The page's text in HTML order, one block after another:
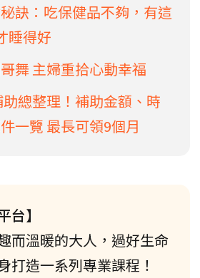
訣：吃保健品不夠，有這
睡得好
舞 主婦重拾心動幸福
總整理！補助金額、時
一覽 最長可領9個月
台】
而溫暖的大人，過好生命
打造一系列專業課程！